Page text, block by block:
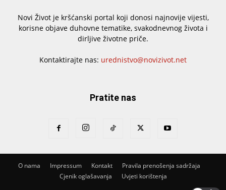
Novi Život je kršćanski portal koji donosi najnovije vijesti,
korisne objave duhovne tematike, svakodnevnog života i
dirljive životne priče.
Kontaktirajte nas: urednistvo@novizivot.net
Pratite nas
O nama Impressum Kontakt
Pravila prenošenja sadržaja
Cjenik oglašavanja
Uvjeti korištenja